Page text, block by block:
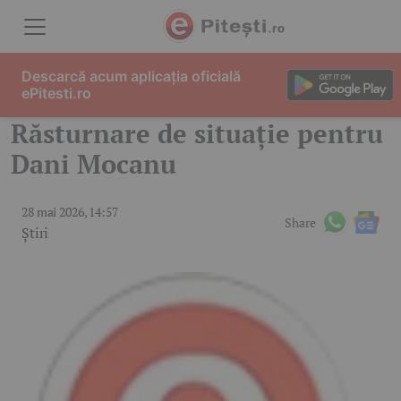
Răsturnare de situație pentru
Dani Mocanu
28 mai 2026, 14:57
Știri
Share
Descarcă acum aplicația oficială
ePitesti.ro